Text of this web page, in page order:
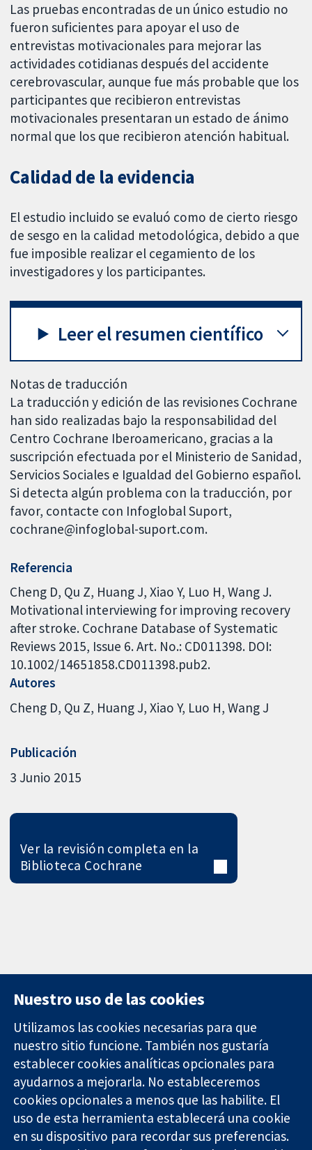
Las pruebas encontradas de un único estudio no
fueron suficientes para apoyar el uso de
entrevistas motivacionales para mejorar las
actividades cotidianas después del accidente
cerebrovascular, aunque fue más probable que los
participantes que recibieron entrevistas
motivacionales presentaran un estado de ánimo
normal que los que recibieron atención habitual.
Calidad de la evidencia
El estudio incluido se evaluó como de cierto riesgo
de sesgo en la calidad metodológica, debido a que
fue imposible realizar el cegamiento de los
investigadores y los participantes.
Leer el resumen científico
Notas de traducción
La traducción y edición de las revisiones Cochrane
han sido realizadas bajo la responsabilidad del
Centro Cochrane Iberoamericano, gracias a la
suscripción efectuada por el Ministerio de Sanidad,
Servicios Sociales e Igualdad del Gobierno español.
Si detecta algún problema con la traducción, por
favor, contacte con Infoglobal Suport,
cochrane@infoglobal-suport.com.
Referencia
Cheng D, Qu Z, Huang J, Xiao Y, Luo H, Wang J.
Motivational interviewing for improving recovery
after stroke. Cochrane Database of Systematic
Reviews 2015, Issue 6. Art. No.: CD011398. DOI:
10.1002/14651858.CD011398.pub2.
Autores
Cheng D Qu Z Huang J Xiao Y Luo H Wang J
Publicación
3 Junio 2015
Ver la revisión completa en la
Biblioteca Cochrane
Evidencia fiable.
Decisiones
informadas.
Mejor salud.
11-13 Cavendish
Square
Londres
W1G 0AN
Reino Unido
Contacto
Noticias
Prensa
Sobre
nosotros
Empleo
Cochrane
Nuestro uso de las cookies
Utilizamos las cookies necesarias para que
nuestro sitio funcione. También nos gustaría
establecer cookies analíticas opcionales para
ayudarnos a mejorarla. No estableceremos
cookies opcionales a menos que las habilite. El
uso de esta herramienta establecerá una cookie
en su dispositivo para recordar sus preferencias.